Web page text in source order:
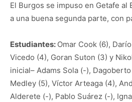
El Burgos se impuso en Getafe al
a una buena segunda parte, con
Estudiantes: Omar Cook (6),
Vicedo (4), Goran Suton (3) y
inicial– Adams Sola (-),
Medley (5), Víctor Arteaga (4),
Alderete (-), Pablo Suárez (-),